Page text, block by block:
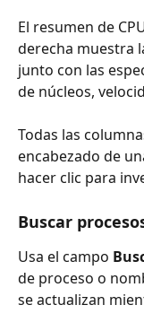
El resumen de
derecha muestra
junto con las
de núcleos,
Todas las
encabezado de
hacer clic para
Buscar
Usa el campo
de proceso o
se actualizan